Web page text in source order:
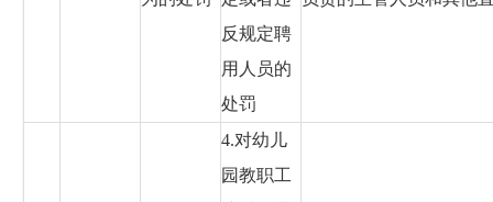
反规定聘
用人员的
处罚
4.对幼儿
园教职工